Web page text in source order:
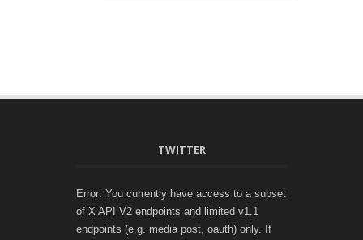
TWITTER
Error: You currently have access to a subset
of X API V2 endpoints and limited v1.1
endpoints (e.g. media post, oauth) only. If